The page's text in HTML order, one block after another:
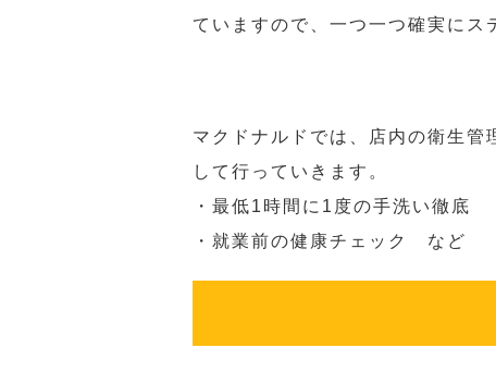
ていますので、一つ一つ確実にス
マクドナルドでは、店内の衛生
して行っていきます。
・最低1時間に1度の手洗い徹底
・就業前の健康チェック など